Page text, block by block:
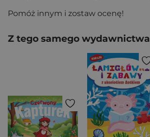
Pomóż innym i zostaw ocenę!
Z tego samego wydawnictwa